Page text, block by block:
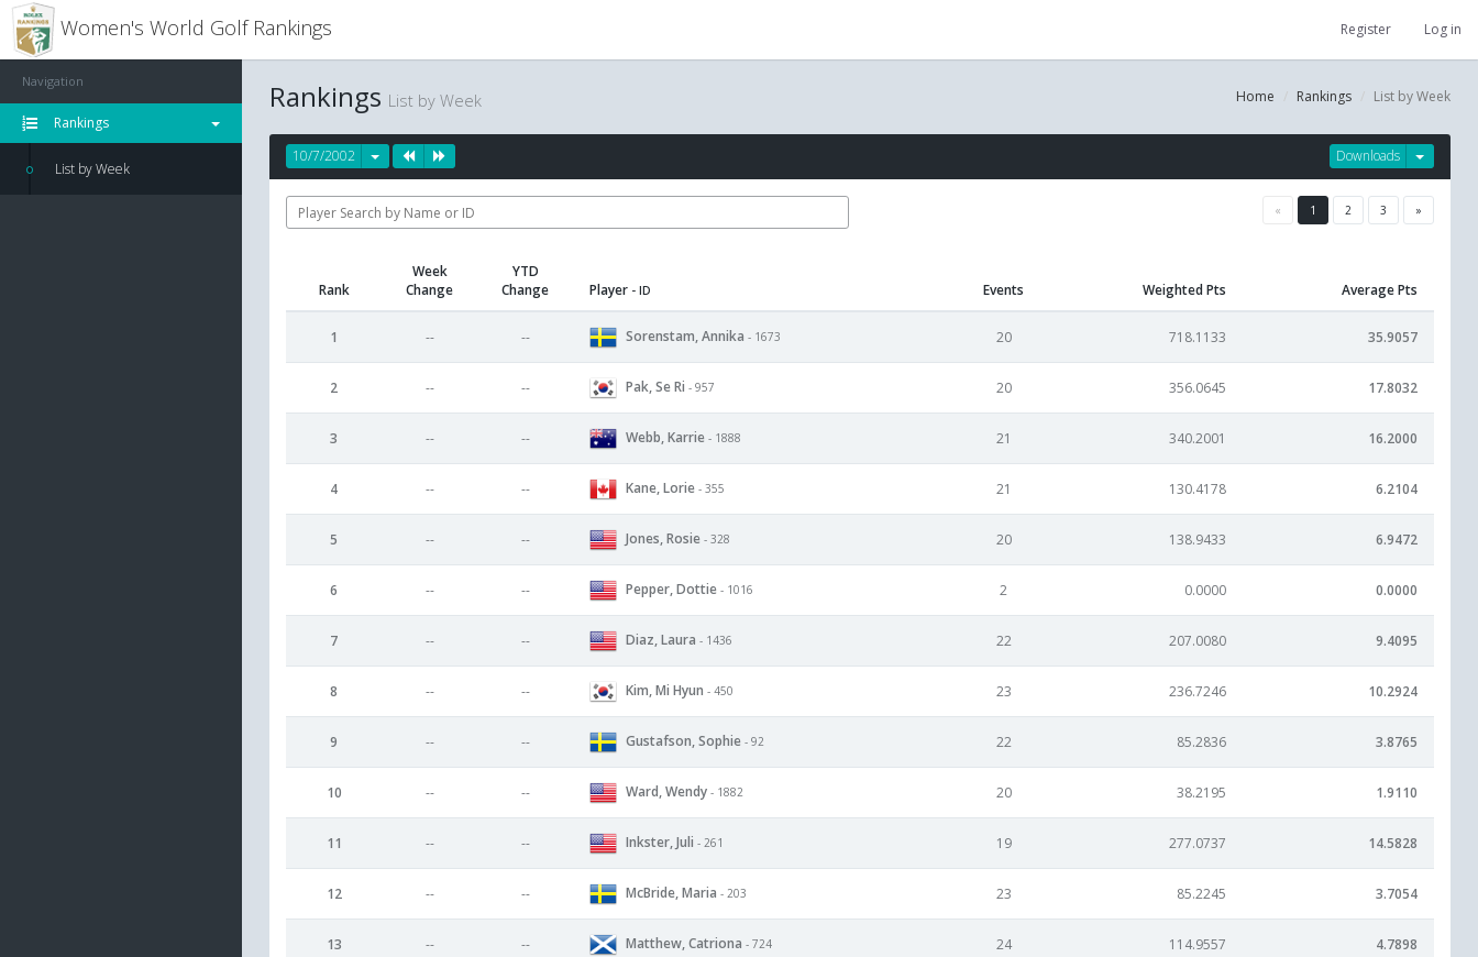
Women's World Golf Rankings Register Log in
Navigation
Rankings
List by Week
Home Rankings List by Week
Rankings List by Week
Downloads
10/7/2002
« 1 2 3 »
Rank
Week
Change
YTD
Change
Player - ID Events Weighted Pts Average Pts
1 -- -- Sorenstam, Annika - 1673 20 718.1133 35.9057
2 -- -- Pak, Se Ri - 957 20 356.0645 17.8032
3 -- -- Webb, Karrie - 1888 21 340.2001 16.2000
4 -- -- Kane, Lorie - 355 21 130.4178 6.2104
5 -- -- Jones, Rosie - 328 20 138.9433 6.9472
6 -- -- Pepper, Dottie - 1016 2 0.0000 0.0000
7 -- -- Diaz, Laura - 1436 22 207.0080 9.4095
8 -- -- Kim, Mi Hyun - 450 23 236.7246 10.2924
9 -- -- Gustafson, Sophie - 92 22 85.2836 3.8765
10 -- -- Ward, Wendy - 1882 20 38.2195 1.9110
11 -- -- Inkster, Juli - 261 19 277.0737 14.5828
12 -- -- McBride, Maria - 203 23 85.2245 3.7054
13 -- -- Matthew, Catriona - 724 24 114.9557 4.7898